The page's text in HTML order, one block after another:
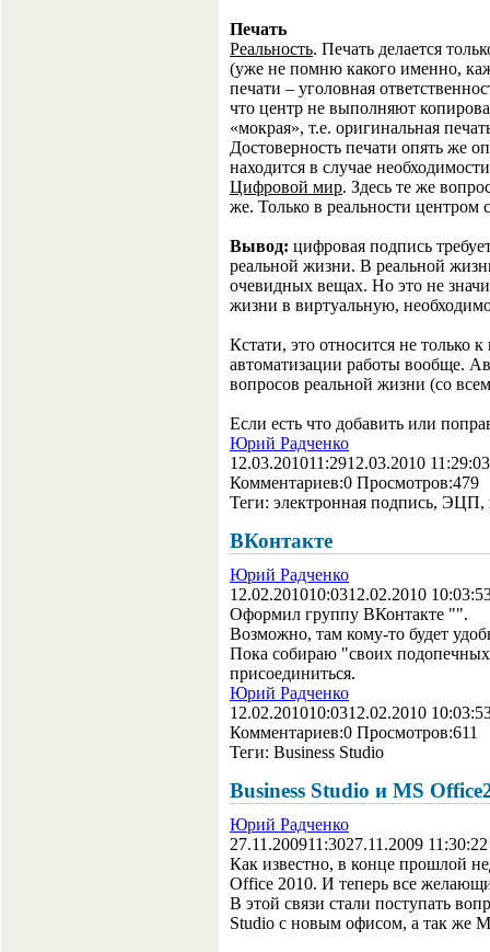
Печать
Реальность. Печать делается
(уже не помню какого именно,
печати – уголовная
что центр не выполняют
«мокрая», т.е. оригинальная
Достоверность печати опять же
находится в случае
Цифровой мир. Здесь те же
же. Только в реальности центром
Вывод: цифровая подпись
реальной жизни. В реальной
очевидных вещах. Но это не
жизни в виртуальную,
Кстати, это относится не только
автоматизации работы вообще.
вопросов реальной жизни (со
Если есть что добавить или
Юрий Радченко
12.03.201011:2912.03.2010 11:29:03
Комментариев:0 Просмотров:479
Теги: электронная подпись, ЭЦП,
ВКонтакте
Юрий Радченко
12.02.201010:0312.02.2010
Оформил группу ВКонтакте "".
Возможно, там кому-то будет
Пока собираю "своих
присоединиться.
Юрий Радченко
12.02.201010:0312.02.2010
Комментариев:0 Просмотров:611
Теги: Business Studio
Business Studio и MS
Юрий Радченко
27.11.200911:3027.11.2009 11:30:22
Как известно, в конце прошлой
Office 2010. И теперь все
В этой связи стали поступать
Studio с новым офисом, а так же